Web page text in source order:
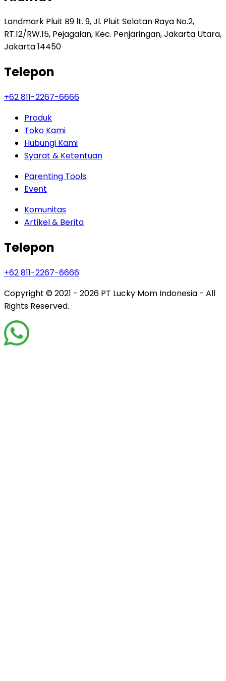
Landmark Pluit B9 lt. 9, Jl. Pluit Selatan Raya No.2,
RT.12/RW.15, Pejagalan, Kec. Penjaringan, Jakarta Utara,
Jakarta 14450
Telepon
+62 811-2267-6666
Produk
Toko Kami
Hubungi Kami
Syarat & Ketentuan
Parenting Tools
Event
Komunitas
Artikel & Berita
Telepon
+62 811-2267-6666
Copyright © 2021 - 2026 PT Lucky Mom Indonesia - All
Rights Reserved.